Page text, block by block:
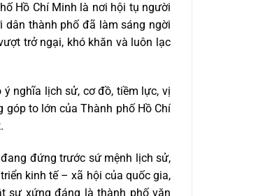
Hồ Chí Minh là nơi hội tụ người
thành phố đã làm sáng ngời
trở ngại, khó khăn và luôn lạc
nghĩa lịch sử, cơ đồ, tiềm lực, vị
to lớn của Thành phố Hồ Chí
đứng trước sứ mệnh lịch sử,
kinh tế – xã hội của quốc gia,
sự xứng đáng là thành phố văn